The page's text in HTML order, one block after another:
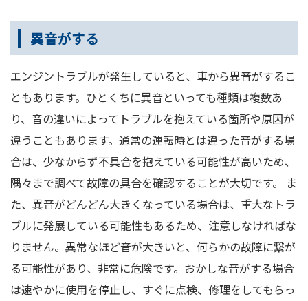
異音がする
エンジントラブルが発生していると、車から異音がするこ
ともあります。ひとくちに異音といっても種類は複数あ
り、音の違いによってトラブルを抱えている箇所や原因が
違うこともあります。通常の運転時とは違った音がする場
合は、少なからず不具合を抱えている可能性が高いため、
隅々まで調べて故障の具合を確認することが大切です。 ま
た、異音がどんどん大きくなっている場合は、重大なトラ
ブルに発展している可能性もあるため、注意しなければな
りません。異常なほど音が大きいと、何らかの故障に繋が
る可能性があり、非常に危険です。おかしな音がする場合
は速やかに使用を停止し、すぐに点検、修理をしてもらっ